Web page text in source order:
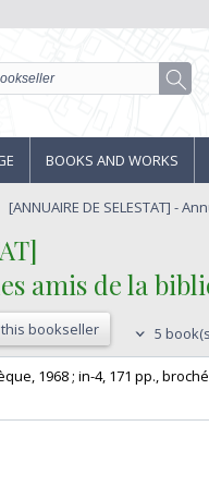
BOOKS AND WORKS
[ANNUAIRE DE SELESTAT] -
amis de la
bookseller 5
1968 ; in-4, 171 pp.,